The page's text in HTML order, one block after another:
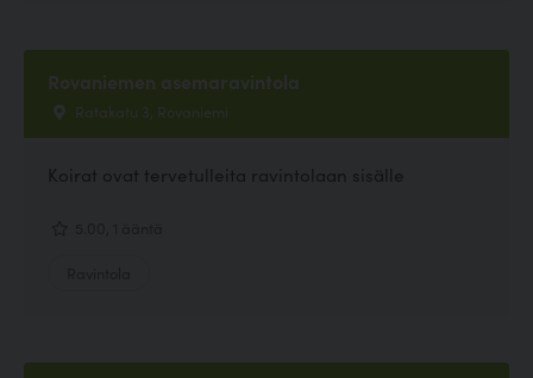
Rovaniemen asemaravintola
Ratakatu 3, Rovaniemi
Koirat ovat tervetulleita ravintolaan sisälle